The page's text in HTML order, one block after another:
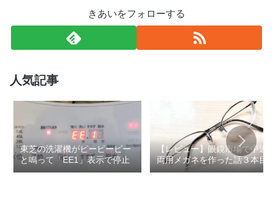
きあいをフォローする
人気記事
東芝の洗濯機がピーピーピー
と鳴って「EE1」表示で停止
【レビュー】眼鏡市場で中近
両用メガネを作った話３本目